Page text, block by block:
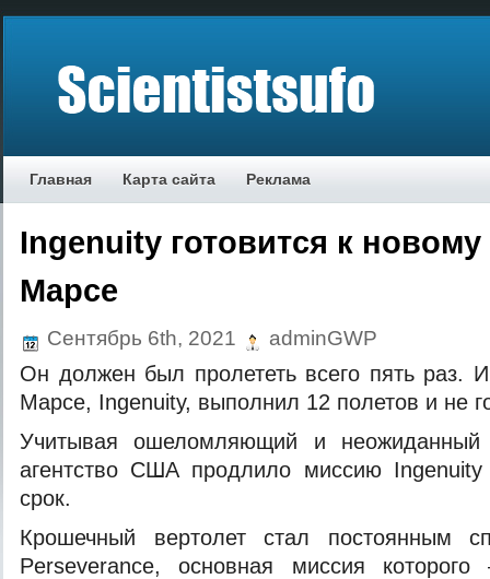
Главная Карта сайта Реклама
Ingenuity готовится к новому
Марсе
Сентябрь 6th, 2021 adminGWP
Он должен был пролететь всего пять раз.
Марсе, Ingenuity, выполнил 12 полетов и не
Учитывая ошеломляющий и неожиданный
агентство США продлило миссию
срок.
Крошечный вертолет стал постоянным
Perseverance, основная миссия